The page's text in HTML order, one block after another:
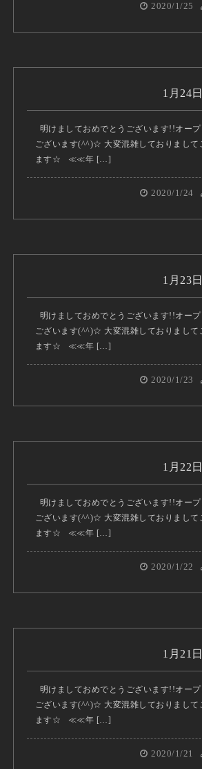
2020/1/25
1月24
明けましておめでとうございます!!オー
ございます(^^)☆ 大変混雑しておりまして
ます☆ ≪≪年 […]
2020/1/24
1月23
明けましておめでとうございます!!オー
ございます(^^)☆ 大変混雑しておりまして
ます☆ ≪≪年 […]
2020/1/23
1月22
明けましておめでとうございます!!オー
ございます(^^)☆ 大変混雑しておりまして
ます☆ ≪≪年 […]
2020/1/22
1月21
明けましておめでとうございます!!オー
ございます(^^)☆ 大変混雑しておりまして
ます☆ ≪≪年 […]
2020/1/21